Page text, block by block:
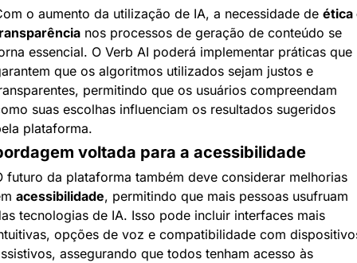
o aumento da utilização de IA, a necessidade de ética
nos processos de geração de conteúdo se
essencial. O Verb AI poderá implementar práticas que
que os algoritmos utilizados sejam justos e
permitindo que os usuários compreendam
suas escolhas influenciam os resultados sugeridos
plataforma.
voltada para a acessibilidade
futuro da plataforma também deve considerar melhorias
acessibilidade, permitindo que mais pessoas usufruam
tecnologias de IA. Isso pode incluir interfaces mais
opções de voz e compatibilidade com
assegurando que todos tenham acesso às